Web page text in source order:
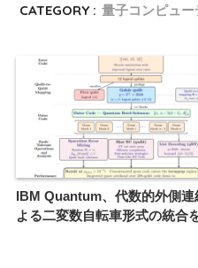
CATEGORY : 量子コンピュ
IBM Quantum、代数的外側連
よる二変数自転車形式の統合